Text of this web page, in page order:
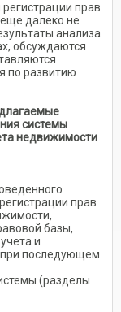
прав
далеко не
анализа
обсуждаются
по развитию
системы
недвижимости
прав
базы,
и
при последующем
(разделы